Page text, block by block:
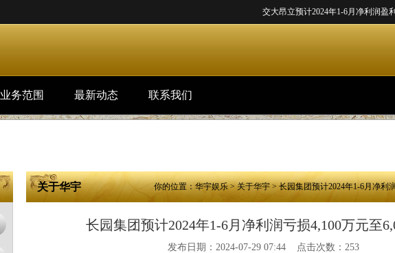
交大昂立预计2024年1-6月净利润盈利约
业务范围 最新动态 联系我们
关于华宇 你的位置： 华宇娱乐>关于华宇 > 长园集团预计2024年1-6月净利
长园集团预计2024年1-6月净利润亏损4,100万元至
发布日期：2024-07-29 07:44 点击次数：253